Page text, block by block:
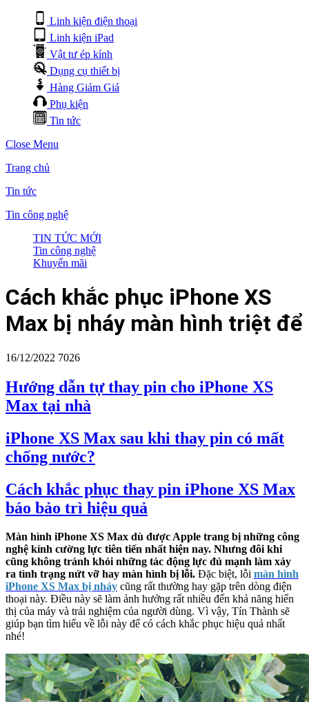
Linh kiện điện thoại
Linh kiện iPad
Vật tư ép kính
Dụng cụ thiết bị
Hàng Giảm Giá
Phụ kiện
Tin tức
Close Menu
Trang chủ
Tin tức
Tin công nghệ
TIN TỨC MỚI
Tin công nghệ
Khuyến mãi
Cách khắc phục iPhone XS
Max bị nháy màn hình triệt để
16/12/2022 7026
Hướng dẫn tự thay pin cho iPhone XS
Max tại nhà
iPhone XS Max sau khi thay pin có mất
chống nước?
Cách khắc phục thay pin iPhone XS Max
báo bảo trì hiệu quả
Màn hình iPhone XS Max dù được Apple trang bị những công
nghệ kính cường lực tiên tiến nhất hiện nay. Nhưng đôi khi
cũng không tránh khỏi những tác động lực đủ mạnh làm xảy
ra tình trạng nứt vỡ hay màn hình bị lỗi. Đặc biệt, lỗi màn hình
iPhone XS Max bị nháy cũng rất thường hay gặp trên dòng điện
thoại này. Điều này sẽ làm ảnh hưởng rất nhiều đến khả năng hiển
thị của máy và trải nghiệm của người dùng. Vì vậy, Tín Thành sẽ
giúp bạn tìm hiểu về lỗi này để có cách khắc phục hiệu quả nhất
nhé!